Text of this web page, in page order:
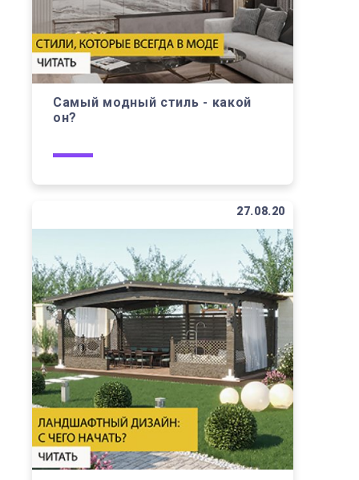
Самый модный стиль - какой
он?
27.08.20